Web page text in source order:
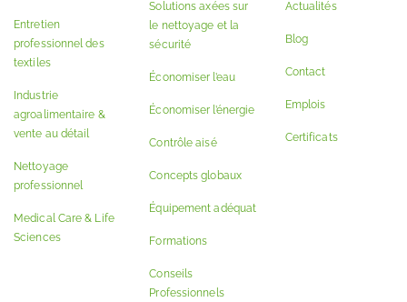
Entretien
professionnel des
textiles
Industrie
agroalimentaire &
vente au détail
Nettoyage
professionnel
Medical Care & Life
Sciences
Solutions axées sur
le nettoyage et la
sécurité
Économiser l’eau
Économiser l’énergie
Contrôle aisé
Concepts globaux
Équipement adéquat
Formations
Conseils
Professionnels
Actualités
Blog
Contact
Emplois
Certificats